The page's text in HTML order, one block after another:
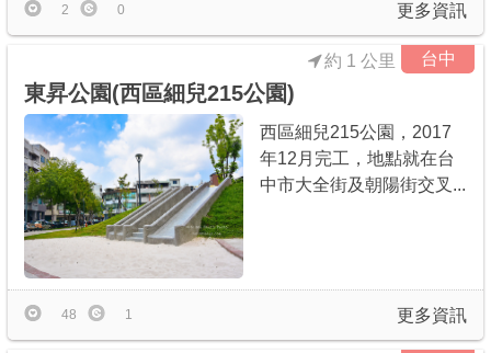
更多資訊
2 0
台中
約 1 公里
東昇公園(西區細兒215公園)
西區細兒215公園，2017
年12月完工，地點就在台
中市大全街及朝陽街交叉...
更多資訊
48 1